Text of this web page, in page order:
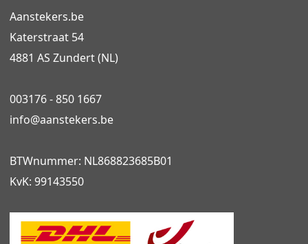
Aanstekers.be
Katerstraat 54
4881 AS Zundert (NL)
003176 - 850 1667
info@aanstekers.be
BTWnummer: NL868823685B01
KvK: 99143550